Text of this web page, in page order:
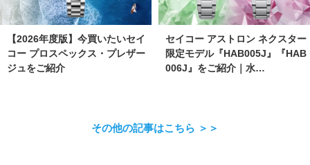
【2026年度版】今買いたいセイ
コー プロスペックス・プレザー
ジュをご紹介
セイコー アストロン ネクスター
限定モデル『HAB005J』『HAB
006J』をご紹介｜水…
その他の記事はこちら ＞＞